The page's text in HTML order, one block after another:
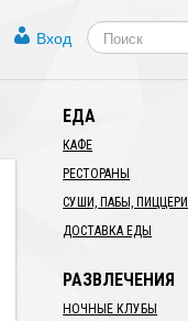
Вход
ЕДА
КАФЕ
РЕСТОРАНЫ
СУШИ, ПАБЫ,
ДОСТАВКА ЕДЫ
РАЗВЛЕЧЕНИЯ
НОЧНЫЕ КЛУБЫ